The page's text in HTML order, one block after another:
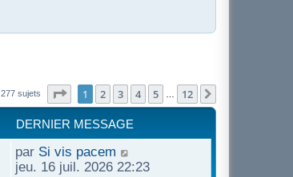
277 sujets Page sur12
1 2 3 4 5 12
DERNIER MESSAGE
par Si vis pacem
jeu. 16 juil. 2026 22:23